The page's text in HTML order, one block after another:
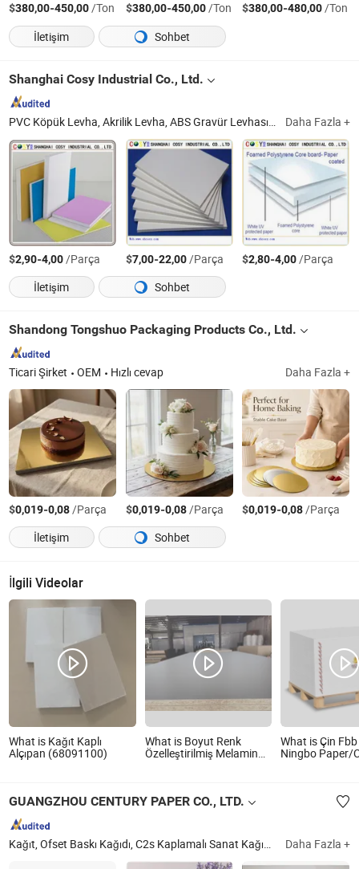
$380,00-450,00/Ton $380,00-450,00/Ton $380,00-480,00/Ton
İletişim
Sohbet
Shanghai Cosy Industrial Co., Ltd.
Daha Fazla +
$2,90-4,00/Parça $7,00-22,00/Parça $2,80-4,00/Parça
İletişim
Sohbet
Shandong Tongshuo Packaging Products Co., Ltd.
Ticari Şirket OEM Hızlı cevap Daha Fazla +
$0,019-0,08/Parça $0,019-0,08/Parça $0,019-0,08/Parça
İletişim
Sohbet
İlgili Videolar
What is Kağıt Kaplı
Alçıpan (68091100)
What is Boyut Renk
Özelleştirilmiş Melamin
What is Çin
Ningbo Paper/
GUANGZHOU CENTURY PAPER CO., LTD.
Kağıt, Ofset Baskı Kağıdı, C2s Kaplamalı Sanat Kağıdı, C1s İvory Karton, Fbb Karton, C2s Sanat Kartonu, C2s Sanat Kağıdı, C1s Fbb Karton, Bağlantı Kağıdı, Karbonsuz Kağıt Daha Fazla +